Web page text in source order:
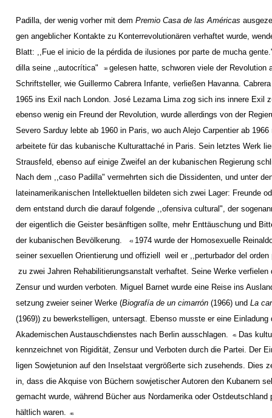
Padilla, der wenig vorher mit demPremio Casa de las Américas
gen angeblicher Kontakte zu Konterrevolutionären verhaftet wurde,
Blatt: ,,Fue el inicio de la pérdida de ilusiones por parte de mucha
dilla seine ,,autocrítica"
38 gelesen hatte, schworen viele der Revolution
Schriftsteller, wie Guillermo Cabrera Infante, verließen Havanna.
1965 ins Exil nach London. José Lezama Lima zog sich ins innere Exil
ebenso wenig ein Freund der Revolution, wurde allerdings von der
Severo Sarduy lebte ab 1960 in Paris, wo auch Alejo Carpentier ab
arbeitete für das kubanische Kulturattaché in Paris. Sein letztes Werk
Strausfeld, ebenso auf einige Zweifel an der kubanischen Regierung
Nach dem ,,caso Padilla" vermehrten sich die Dissidenten, und unter
lateinamerikanischen Intellektuellen bildeten sich zwei Lager: Freunde
dem entstand durch die darauf folgende ,,ofensiva cultural", der
der eigentlich die Geister besänftigen sollte, mehr Enttäuschung und
der kubanischen Bevölkerung.
43 1974 wurde der Homosexuelle
seiner sexuellen Orientierung und offiziell ­ weil er ,,perturbador del orden
zu zwei Jahren Rehabilitierungsanstalt verhaftet. Seine Werke verfielen
Zensur und wurden verboten. Miguel Barnet wurde eine Reise ins
setzung zweier seiner Werke (Biografía de un cimarrón (1966) undLa
(1969)) zu bewerkstelligen, untersagt. Ebenso musste er eine Einladung
Akademischen Austauschdienstes nach Berlin ausschlagen.
45
Das
kennzeichnet von Rigidität, Zensur und Verboten durch die Partei. Der
ligen Sowjetunion auf den Inselstaat vergrößerte sich zusehends. Dies
in, dass die Akquise von Büchern sowjetischer Autoren den Kubanern
gemacht wurde, während Bücher aus Nordamerika oder Ostdeutschland
hältlich waren.
46